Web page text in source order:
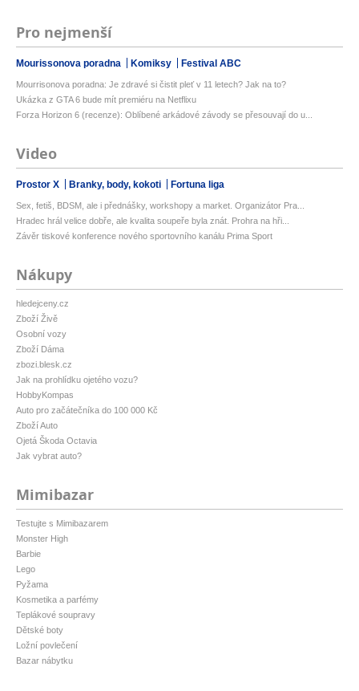
Pro nejmenší
Mourissonova poradna Komiksy Festival ABC
Mourrisonova poradna: Je zdravé si čistit pleť v 11 letech? Jak na to?
Ukázka z GTA 6 bude mít premiéru na Netflixu
Forza Horizon 6 (recenze): Oblíbené arkádové závody se přesouvají do u...
Video
Prostor X Branky, body, kokoti Fortuna liga
Sex, fetiš, BDSM, ale i přednášky, workshopy a market. Organizátor Pra...
Hradec hrál velice dobře, ale kvalita soupeře byla znát. Prohra na hři...
Závěr tiskové konference nového sportovního kanálu Prima Sport
Nákupy
hledejceny.cz
Zboží Živě
Osobní vozy
Zboží Dáma
zbozi.blesk.cz
Jak na prohlídku ojetého vozu?
HobbyKompas
Auto pro začátečníka do 100 000 Kč
Zboží Auto
Ojetá Škoda Octavia
Jak vybrat auto?
Mimibazar
Testujte s Mimibazarem
Monster High
Barbie
Lego
Pyžama
Kosmetika a parfémy
Teplákové soupravy
Dětské boty
Ložní povlečení
Bazar nábytku